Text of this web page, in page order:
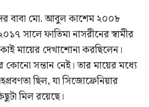
বাবা মো. আবুল কাশেম ২০০৮
সালে ফাতিমা নাসরীনের স্বামীর
মায়ের দেখাশোনা করছিলেন।
কোনো সন্তান নেই। তার মায়ের মধ্যে
ছিল, যা সিজোফ্রেনিয়ার
মিল রয়েছে।